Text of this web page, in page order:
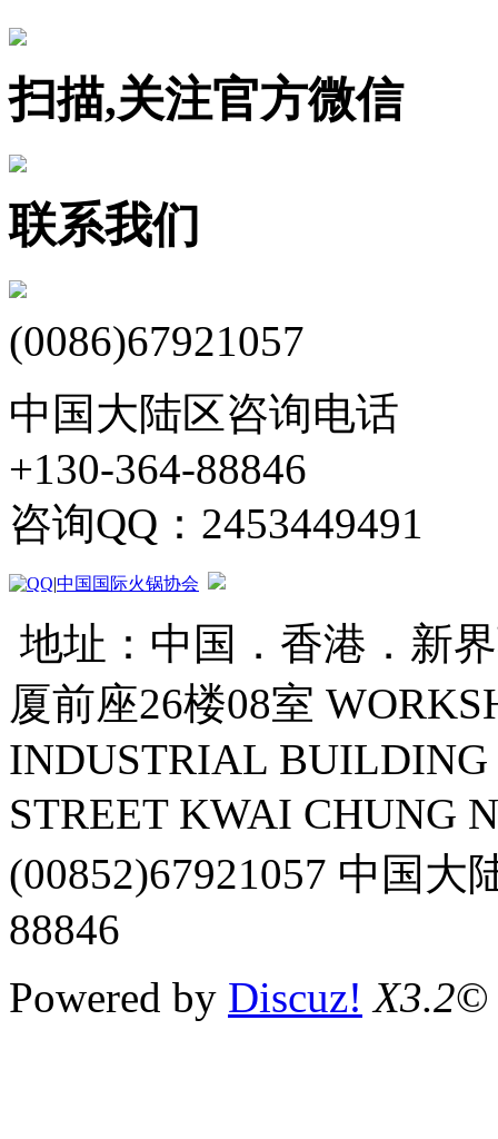
扫描,关注官方微信
联系我们
(0086)67921057
中国大陆区咨询电话
+130-364-88846
咨询QQ：2453449491
|中国国际火锅协会
地址：中国．香港．新
厦前座26楼08室
INDUSTRIAL BUILDING
STREET KWAI
(00852)67921057 中国大
88846
Powered by Discuz! X3.2©